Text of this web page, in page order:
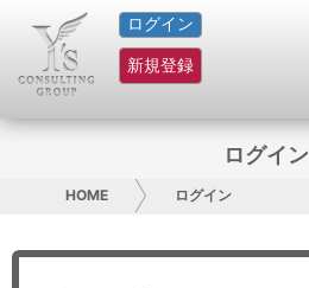
ログイン
新規登録
HOME
サービス紹介
グループ概要
採用情報
ログイン
HOME ログイン